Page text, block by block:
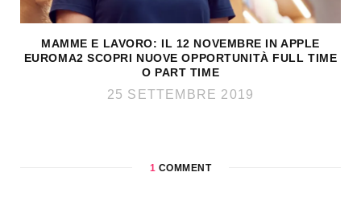
MAMME E LAVORO: IL 12 NOVEMBRE IN APPLE
EUROMA2 SCOPRI NUOVE OPPORTUNITÀ FULL TIME
O PART TIME
25 SETTEMBRE 2019
1 COMMENT